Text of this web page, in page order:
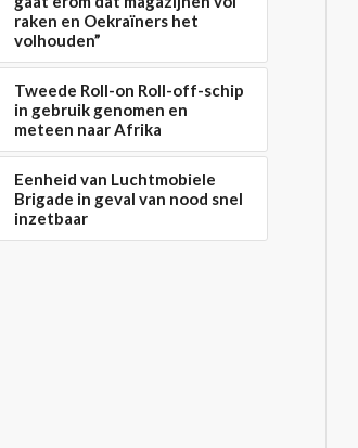
raken en Oekraïners het
volhouden”
Tweede Roll-on Roll-off-schip
in gebruik genomen en
meteen naar Afrika
Eenheid van Luchtmobiele
Brigade in geval van nood snel
inzetbaar